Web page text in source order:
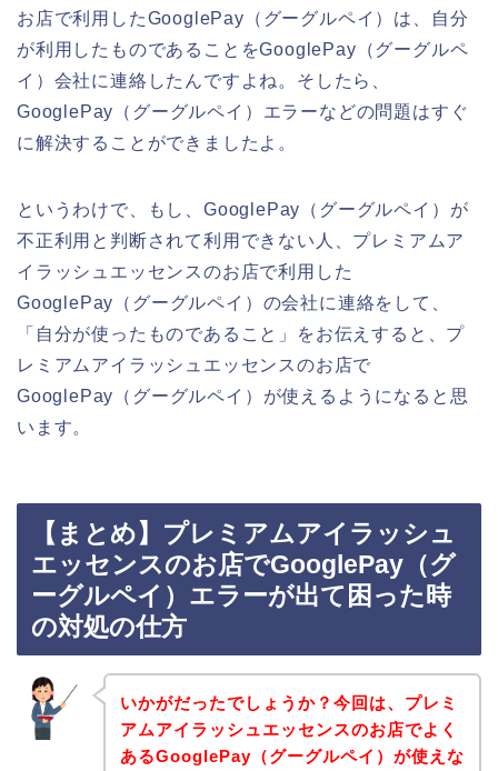
お店で利用したGooglePay（グーグルペイ）は、自分
が利用したものであることをGooglePay（グーグルペ
イ）会社に連絡したんですよね。そしたら、
GooglePay（グーグルペイ）エラーなどの問題はすぐ
に解決することができましたよ。
というわけで、もし、GooglePay（グーグルペイ）が
不正利用と判断されて利用できない人、プレミアムア
イラッシュエッセンスのお店で利用した
GooglePay（グーグルペイ）の会社に連絡をして、
「自分が使ったものであること」をお伝えすると、プ
レミアムアイラッシュエッセンスのお店で
GooglePay（グーグルペイ）が使えるようになると思
います。
【まとめ】プレミアムアイラッシュ
エッセンスのお店でGooglePay（グ
ーグルペイ）エラーが出て困った時
の対処の仕方
いかがだったでしょうか？今回は、プレミ
アムアイラッシュエッセンスのお店でよく
あるGooglePay（グーグルペイ）が使えな